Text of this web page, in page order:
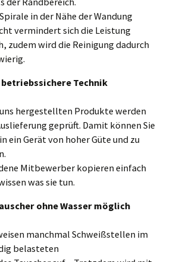
in der Nähe der Wandung
vermindert sich die Leistung
zudem wird die Reinigung dadurch
Technik
hergestellten Produkte werden
geprüft. Damit können Sie
ein Gerät von hoher Güte und zu
Mitbewerber kopieren einfach
was sie tun.
ohne Wasser möglich
manchmal Schweißstellen im
belasteten